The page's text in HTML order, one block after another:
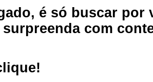
é só buscar por
com